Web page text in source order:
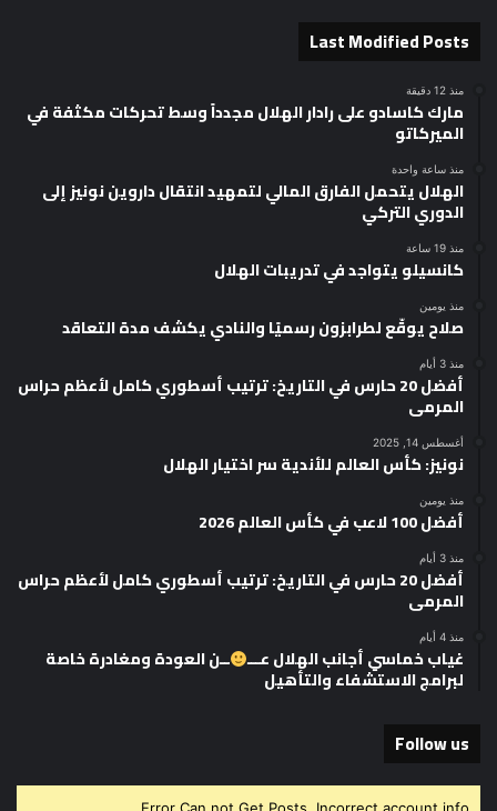
Last Modified Posts
منذ 12 دقيقة
مارك كاسادو على رادار الهلال مجدداً وسط تحركات مكثفة في
الميركاتو
منذ ساعة واحدة
الهلال يتحمل الفارق المالي لتمهيد انتقال داروين نونيز إلى
الدوري التركي
منذ 19 ساعة
كانسيلو يتواجد في تدريبات الهلال
منذ يومين
صلاح يوقّع لطرابزون رسميًا والنادي يكشف مدة التعاقد
منذ 3 أيام
أفضل 20 حارس في التاريخ: ترتيب أسطوري كامل لأعظم حراس
المرمى
أغسطس 14, 2025
نونيز: كأس العالم للأندية سر اختيار الهلال
منذ يومين
أفضل 100 لاعب في كأس العالم 2026
منذ 3 أيام
أفضل 20 حارس في التاريخ: ترتيب أسطوري كامل لأعظم حراس
المرمى
منذ 4 أيام
غياب خماسي أجانب الهلال عـــ ــن العودة ومغادرة خاصة
لبرامج الاستشفاء والتأهيل
Follow us